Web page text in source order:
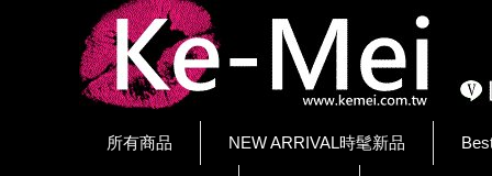
所有商品 NEW ARRIVAL時髦新品